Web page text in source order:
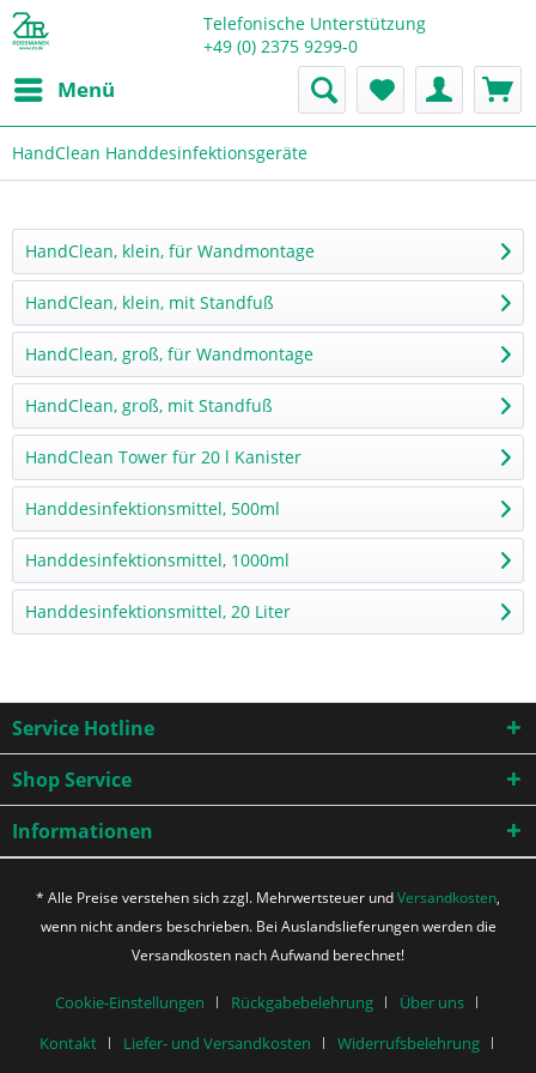
Telefonische Unterstützung
+49 (0) 2375 9299-0
Menü
HandClean Handdesinfektionsgeräte
HandClean, klein, für Wandmontage
HandClean, klein, mit Standfuß
HandClean, groß, für Wandmontage
HandClean, groß, mit Standfuß
HandClean Tower für 20 l Kanister
Handdesinfektionsmittel, 500ml
Handdesinfektionsmittel, 1000ml
Handdesinfektionsmittel, 20 Liter
Service Hotline
Shop Service
Informationen
* Alle Preise verstehen sich zzgl. Mehrwertsteuer undVersandkosten,
wenn nicht anders beschrieben. Bei Auslandslieferungen werden die
Versandkosten nach Aufwand berechnet!
Cookie-Einstellungen Rückgabebelehrung
Über uns
Kontakt
Liefer- und Versandkosten Widerrufsbelehrung